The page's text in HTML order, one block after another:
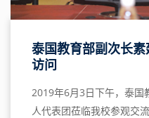
泰国教育部副次长
访问
2019年6月3日下午，泰国
人代表团莅临我校参观交